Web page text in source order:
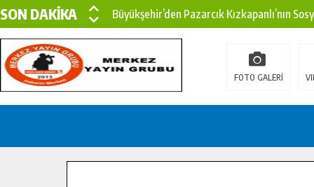
SON DAKİKA
Büyükşehir’den Pazarcık Kızkapanlı’nın
Büyükşehir’den Pazarcık Kırsalına Modern
Çin’den KSÜ’ye Uluslararası Başarı:
FOTO GALERİ